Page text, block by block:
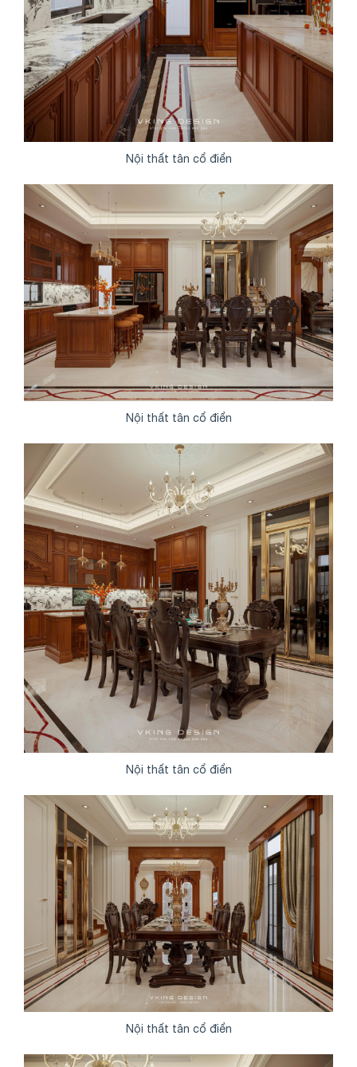
Nội thất tân cổ điển
Nội thất tân cổ điển
Nội thất tân cổ điển
Nội thất tân cổ điển